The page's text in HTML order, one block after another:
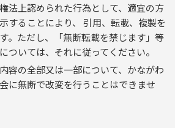
法上認められた行為として、適宜の方
することにより、 引用、転載、複製を
。ただし、「無断転載を禁じます」等
ついては、それに従ってください。
容の全部又は一部について、かながわ
に無断で改変を行うことはできませ